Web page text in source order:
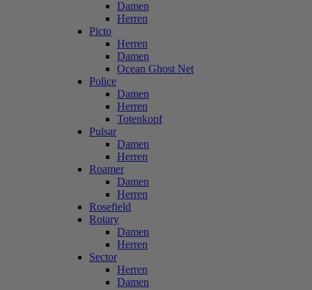
Damen
Herren
Picto
Herren
Damen
Ocean Ghost Net
Police
Damen
Herren
Totenkopf
Pulsar
Damen
Herren
Roamer
Damen
Herren
Rosefield
Rotary
Damen
Herren
Sector
Herren
Damen